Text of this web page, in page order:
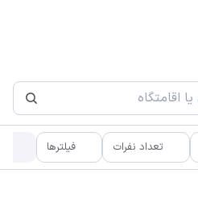
تعداد نفرات فیلترها